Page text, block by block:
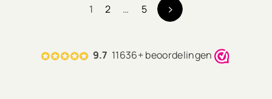
1
2 … 5
9.7 11636+ beoordelingen